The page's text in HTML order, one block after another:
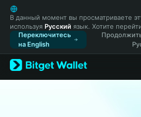
English
日本語
Tiếng Việt
Русский
Español (Latinoamérica)
Türkçe
В данный момент вы просматриваете
используя Русский язык. Хотите
Переключитесь
на English